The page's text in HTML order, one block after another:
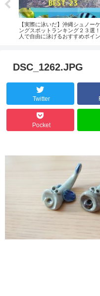
【実際に泳いだ】沖縄シュノー
ングスポットランキング２３選
人で自由に泳げるおすすめポイ
DSC_1262.JPG
Twitter
Pocket